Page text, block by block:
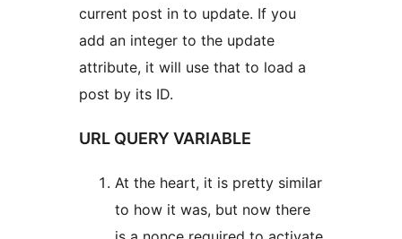
current post in to update. If you
add an integer to the update
attribute, it will use that to load a
post by its ID.
URL QUERY VARIABLE
At the heart, it is pretty similar
to how it was, but now there